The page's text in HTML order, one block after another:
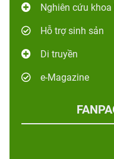
Nghiên cứu khoa
Hỗ trợ sinh sản
Di truyền
e-Magazine